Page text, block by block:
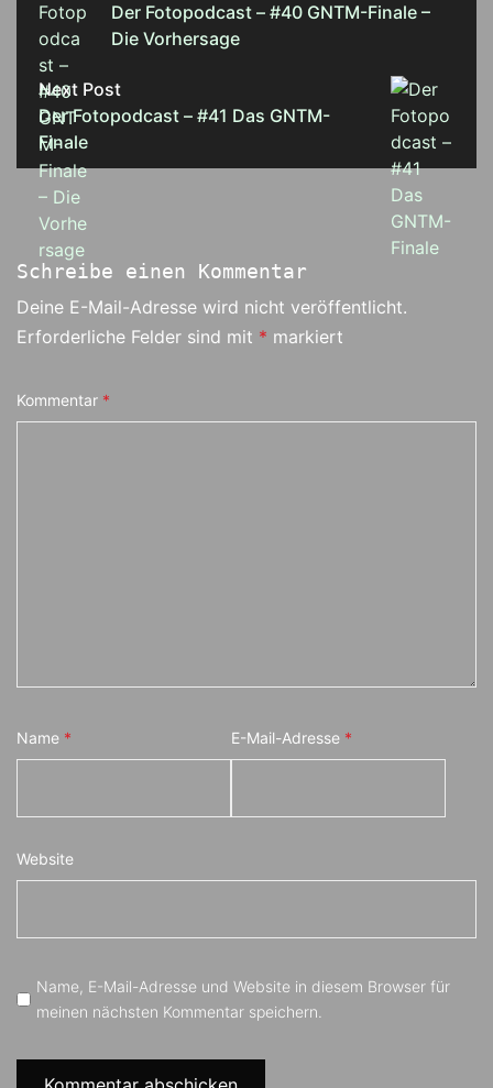
Der Fotopodcast – #40 GNTM-Finale –
Die Vorhersage
Next Post
Der Fotopodcast – #41 Das GNTM-
Finale
Schreibe einen Kommentar
Deine E-Mail-Adresse wird nicht veröffentlicht.
Erforderliche Felder sind mit * markiert
Kommentar *
Name * E-Mail-Adresse *
Website
Name, E-Mail-Adresse und Website in diesem Browser für
meinen nächsten Kommentar speichern.